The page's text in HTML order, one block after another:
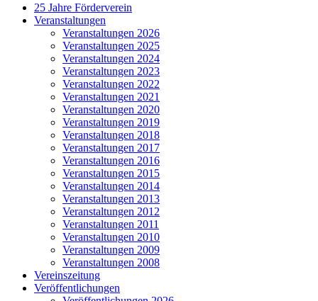
25 Jahre Förderverein
Veranstaltungen
Veranstaltungen 2026
Veranstaltungen 2025
Veranstaltungen 2024
Veranstaltungen 2023
Veranstaltungen 2022
Veranstaltungen 2021
Veranstaltungen 2020
Veranstaltungen 2019
Veranstaltungen 2018
Veranstaltungen 2017
Veranstaltungen 2016
Veranstaltungen 2015
Veranstaltungen 2014
Veranstaltungen 2013
Veranstaltungen 2012
Veranstaltungen 2011
Veranstaltungen 2010
Veranstaltungen 2009
Veranstaltungen 2008
Vereinszeitung
Veröffentlichungen